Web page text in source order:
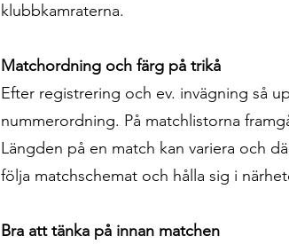
klubbkamraterna.
​Matchordning och färg på trikå
Efter registrering och ev. invägning så
nummerordning. På matchlistorna
Längden på en match kan variera och
följa matchschemat och hålla sig i
Bra att tänka på innan matchen